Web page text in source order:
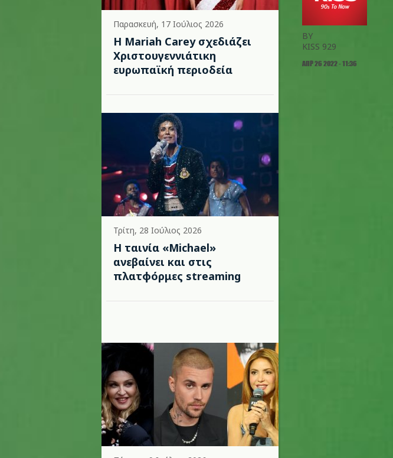
Παρασκευή, 17 Ιούλιος 2026
Η Mariah Carey σχεδιάζει
Χριστουγεννιάτικη
ευρωπαϊκή περιοδεία
Τρίτη, 28 Ιούλιος 2026
Η ταινία «Michael»
ανεβαίνει και στις
πλατφόρμες streaming
BY
KISS 929
ΑΠΡ 26 2022 - 11:36